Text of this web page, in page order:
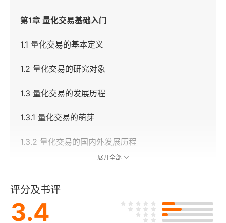
第1章 量化交易基础入门
1.1 量化交易的基本定义
1.2 量化交易的研究对象
1.3 量化交易的发展历程
1.3.1 量化交易的萌芽
1.3.2 量化交易的国内外发展历程
1.4.1 基本面量化交易策略
1.4.2 资产配置量化交易策略
展开全部
评分及书评
3.4